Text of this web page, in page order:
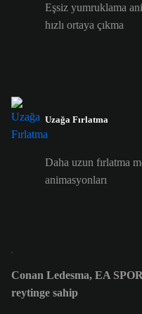
Eşsiz yumruklama
hızlı ortaya çıkma
Uzağa Fırlatma
Daha uzun fırlatma
animasyonları
Conan Ledesma, EA
reytinge sahip